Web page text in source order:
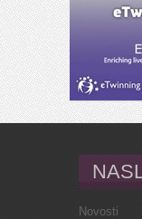
Novosti